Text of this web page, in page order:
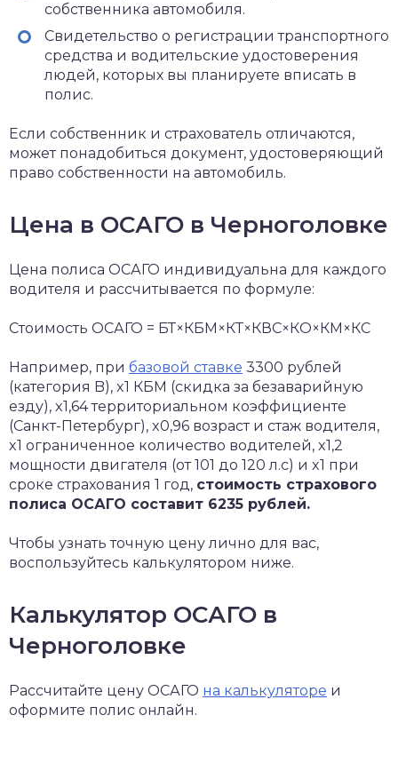
собственника автомобиля.
Свидетельство о регистрации транспортного
средства и водительские удостоверения
людей, которых вы планируете вписать в
полис.
Если собственник и страхователь отличаются,
может понадобиться документ, удостоверяющий
право собственности на автомобиль.
Цена в ОСАГО в Черноголовке
Цена полиса ОСАГО индивидуальна для каждого
водителя и рассчитывается по формуле:
Стоимость ОСАГО = БТ×КБМ×КТ×КВС×КО×КМ×КС
Например, при базовой ставке 3300 рублей
(категория B), x1 КБМ (скидка за безаварийную
езду), x1,64 территориальном коэффициенте
(Санкт-Петербург), x0,96 возраст и стаж водителя,
x1 ограниченное количество водителей, x1,2
мощности двигателя (от 101 до 120 л.с) и x1 при
сроке страхования 1 год, стоимость страхового
полиса ОСАГО составит 6235 рублей.
Чтобы узнать точную цену лично для вас,
воспользуйтесь калькулятором ниже.
Калькулятор ОСАГО в
Черноголовке
Рассчитайте цену ОСАГО на калькуляторе и
оформите полис онлайн.